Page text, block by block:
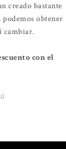
creado bastante
obtener
cambiar.
con el